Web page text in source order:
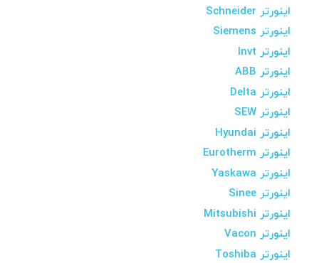
اینورتر Schneider
اینورتر Siemens
اینورتر Invt
اینورتر ABB
اینورتر Delta
اینورتر SEW
اینورتر Hyundai
اینورتر Eurotherm
اینورتر Yaskawa
اینورتر Sinee
اینورتر Mitsubishi
اینورتر Vacon
اینورتر Toshiba